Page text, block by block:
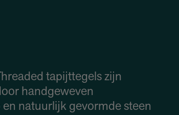
tapijttegels zijn
handgeweven
natuurlijk gevormde steen